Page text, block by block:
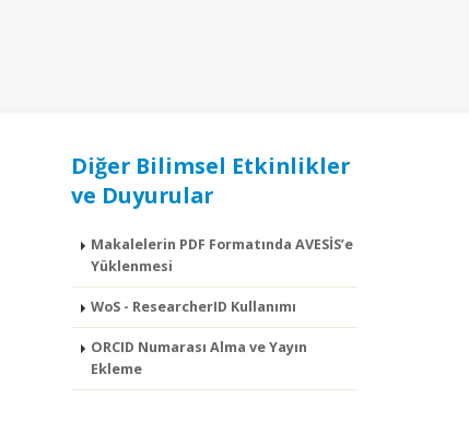
Diğer Bilimsel Etkinlikler
ve Duyurular
Makalelerin PDF Formatında AVESİS’e
Yüklenmesi
WoS - ResearcherID Kullanımı
ORCID Numarası Alma ve Yayın
Ekleme